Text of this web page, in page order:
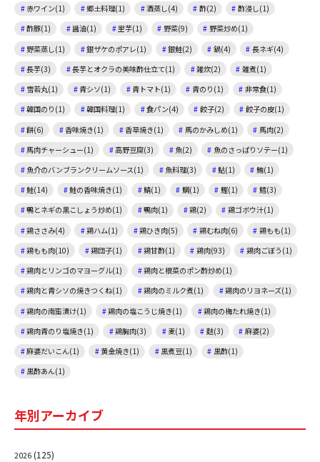
赤ワイン(1)
郷土料理(1) 酒蒸し(4) 酢(2)
酢浸し(1)
酢豚(1)
醤油(1) 里芋(1) 野菜(9)
野菜炒め(1)
野菜蒸し(1)
銀ザケのポアレ(1) 銀鮭(2) 鍋(4)
長ネギ(4)
長芋(3)
長芋とオクラの美味酢仕立て(1) 雑炊(2)
雑煮(1)
雪若丸(1)
青シソ(1) 青トマト(1) 青のり(1)
非常食(1)
韓国のり(1)
韓国料理(1) 食パン(4) 餃子(2)
餃子の皮(1)
餅(6)
香味焼き(1) 香草焼き(1) 馬のかみしめ(1)
馬肉(2)
馬肉チャーシュー(1)
高野豆腐(3) 魚(2)
魚のさっぱりソテー(1)
魚介のバンブランクリームソース(1)
魚料理(3) 鮎(1)
鮪(1)
鮭(14)
鮭の香味焼き(1) 鯖(1) 鯛(1) 鰹(1)
鱈(3)
鴨とネギの黒こしょう炒め(1)
鴨肉(1) 鶏(2)
鶏ゴボウ汁(1)
鶏ささみ(4)
鶏ハム(1) 鶏ひき肉(5) 鶏むね肉(6)
鶏もも(1)
鶏もも肉(10)
鶏団子(1) 鶏甘酢(1) 鶏肉(93)
鶏肉ごぼう(1)
鶏肉とリンゴのマヨーグル(1)
鶏肉と根菜のポン酢炒め(1)
鶏肉と青シソの焼きつくね(1)
鶏肉のミルク煮(1)
鶏肉のリヨネーズ(1)
鶏肉の南蛮漬け(1)
鶏肉の塩こうじ焼き(1)
鶏肉の梅たれ焼き(1)
鶏肉青のり塩焼き(1)
鶏胸肉(3) 麦(1) 麩(3)
麻婆(2)
麻婆だいこん(1)
黄金焼き(1) 黒煮豆(1)
黒酢(1)
黒酢あん(1)
年別アーカイブ
2026(125)